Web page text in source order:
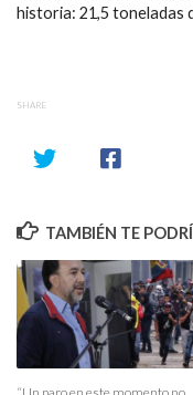
historia: 21,5 toneladas
SHARE
TAMBIÉN TE